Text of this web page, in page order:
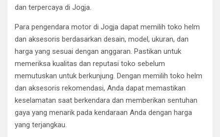
dan terpercaya di Jogja.
Para pengendara motor di Jogja dapat memilih toko helm
dan aksesoris berdasarkan desain, model, ukuran, dan
harga yang sesuai dengan anggaran. Pastikan untuk
memeriksa kualitas dan reputasi toko sebelum
memutuskan untuk berkunjung. Dengan memilih toko helm
dan aksesoris rekomendasi, Anda dapat memastikan
keselamatan saat berkendara dan memberikan sentuhan
gaya yang menarik pada kendaraan Anda dengan harga
yang terjangkau.